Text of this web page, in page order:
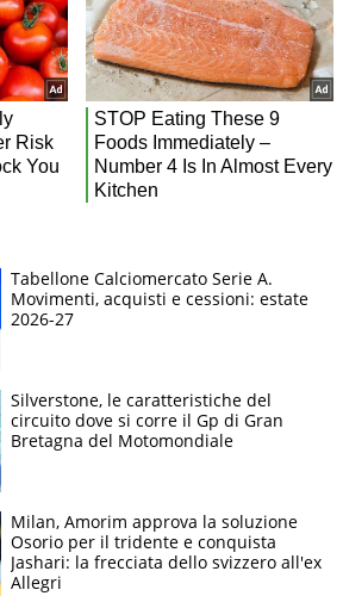
Tabellone Calciomercato Serie A.
Movimenti, acquisti e cessioni: estate
2026-27
Silverstone, le caratteristiche del
circuito dove si corre il Gp di Gran
Bretagna del Motomondiale
Milan, Amorim approva la soluzione
Osorio per il tridente e conquista
Jashari: la frecciata dello svizzero all'ex
Allegri